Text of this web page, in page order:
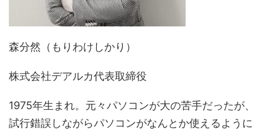
森分然（もりわけしかり）
株式会社デアルカ代表取締役
1975年生まれ。元々パソコンが大の苦手だったが、
試行錯誤しながらパソコンがなんとか使えるように